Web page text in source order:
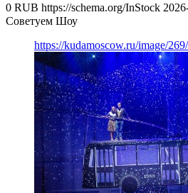
0 RUB https://schema.org/InStock
Советуем Шоу
https://kudamoscow.ru/image/